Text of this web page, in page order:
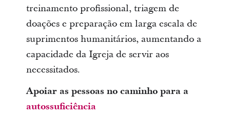
treinamento profissional, triagem de
doações e preparação em larga escala de
suprimentos humanitários, aumentando a
capacidade da Igreja de servir aos
necessitados.
Apoiar as pessoas no caminho para a
autossuficiência